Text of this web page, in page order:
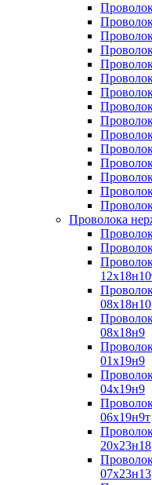
Проволока
08х18н10
08х18н9
01х19н9
04х19н9
06х19н9т
20х23н18
07х23н13